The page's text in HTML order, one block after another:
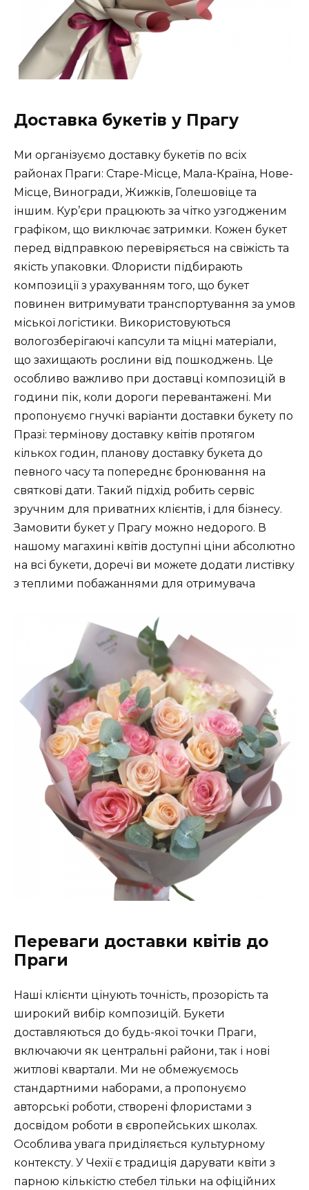
Доставка букетів у Прагу
Ми організуємо доставку букетів по всіх
районах Праги: Старе-Місце, Мала-Країна, Нове-
Місце, Виногради, Жижків, Голешовіце та
іншим. Кур’єри працюють за чітко узгодженим
графіком, що виключає затримки. Кожен букет
перед відправкою перевіряється на свіжість та
якість упаковки. Флористи підбирають
композиції з урахуванням того, що букет
повинен витримувати транспортування за умов
міської логістики. Використовуються
вологозберігаючі капсули та міцні матеріали,
що захищають рослини від пошкоджень. Це
особливо важливо при доставці композицій в
години пік, коли дороги перевантажені. Ми
пропонуємо гнучкі варіанти доставки букету по
Празі: термінову доставку квітів протягом
кількох годин, планову доставку букета до
певного часу та попереднє бронювання на
святкові дати. Такий підхід робить сервіс
зручним для приватних клієнтів, і для бізнесу.
Замовити букет у Прагу можно недорого. В
нашому магахині квітів доступні ціни абсолютно
на всі букети, доречі ви можете додати листівку
з теплими побажаннями для отримувача
Переваги доставки квітів до
Праги
Наші клієнти цінують точність, прозорість та
широкий вибір композицій. Букети
доставляються до будь-якої точки Праги,
включаючи як центральні райони, так і нові
житлові квартали. Ми не обмежуємось
стандартними наборами, а пропонуємо
авторські роботи, створені флористами з
досвідом роботи в європейських школах.
Особлива увага приділяється культурному
контексту. У Чехії є традиція дарувати квіти з
парною кількістю стебел тільки на офіційних